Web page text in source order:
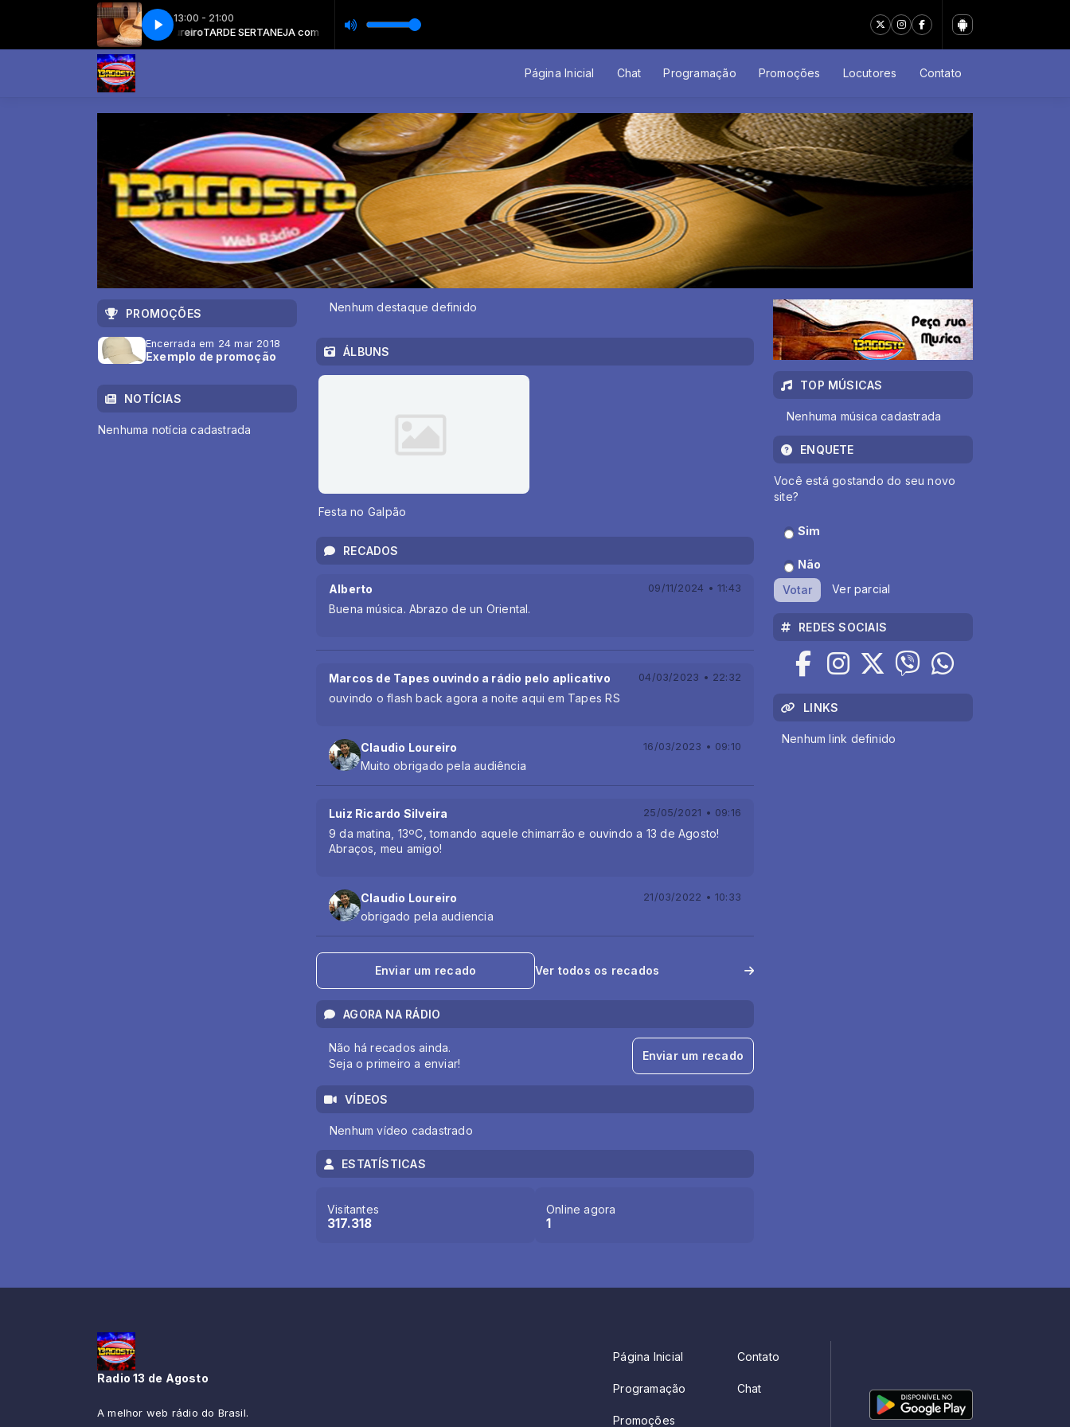
13:00 - 21:00
SERTANEJA com Claudio LoureiroTARDE SERTANEJA com Claudio Loureiro
Página Inicial Chat Programação Promoções Locutores Contato
Nenhum destaque definido
ÁLBUNS
Festa no Galpão
RECADOS
Alberto 09/11/2024 • 11:43
Buena música. Abrazo de un Oriental.
Marcos de Tapes ouvindo a rádio pelo aplicativo 04/03/2023 • 22:32
ouvindo o flash back agora a noite aqui em Tapes RS
Claudio Loureiro 16/03/2023 • 09:10
Muito obrigado pela audiência
Luiz Ricardo Silveira 25/05/2021 • 09:16
9 da matina, 13ºC, tomando aquele chimarrão e ouvindo a 13 de Agosto!
Abraços, meu amigo!
Claudio Loureiro 21/03/2022 • 10:33
obrigado pela audiencia
Enviar um recado Ver todos os recados
AGORA NA RÁDIO
Não há recados ainda.
Seja o primeiro a enviar!
Enviar um recado
VÍDEOS
Nenhum vídeo cadastrado
ESTATÍSTICAS
Visitantes
317.318
Online agora
1
PROMOÇÕES
Encerrada em 24 mar 2018
Exemplo de promoção
NOTÍCIAS
Nenhuma notícia cadastrada
TOP MÚSICAS
Nenhuma música cadastrada
ENQUETE
Você está gostando do seu novo
site?
Sim
Não
Votar
Ver parcial
REDES SOCIAIS
LINKS
Nenhum link definido
Radio 13 de Agosto
A melhor web rádio do Brasil.
Página Inicial
Programação
Promoções
Contato
Chat